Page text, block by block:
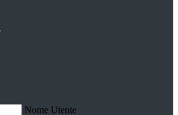
Nome Utente